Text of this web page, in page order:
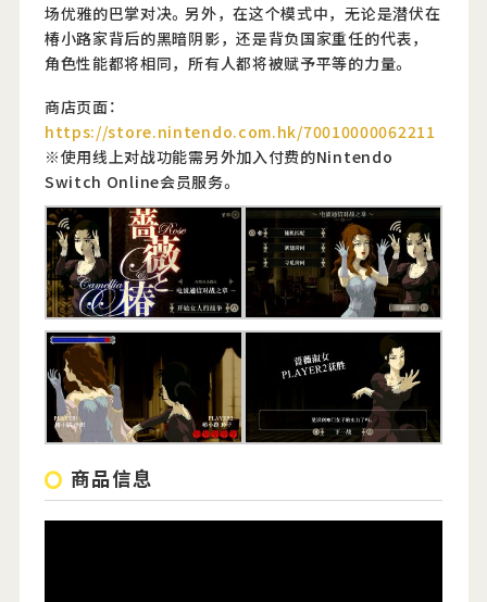
场优雅的巴掌对决。另外，在这个模式中，无论是潜伏在
椿小路家背后的黑暗阴影，还是背负国家重任的代表，
角色性能都将相同，所有人都将被赋予平等的力量。
商店页面：
https://store.nintendo.com.hk/70010000062211
※使用线上对战功能需另外加入付费的Nintendo
Switch Online会员服务。
商品信息